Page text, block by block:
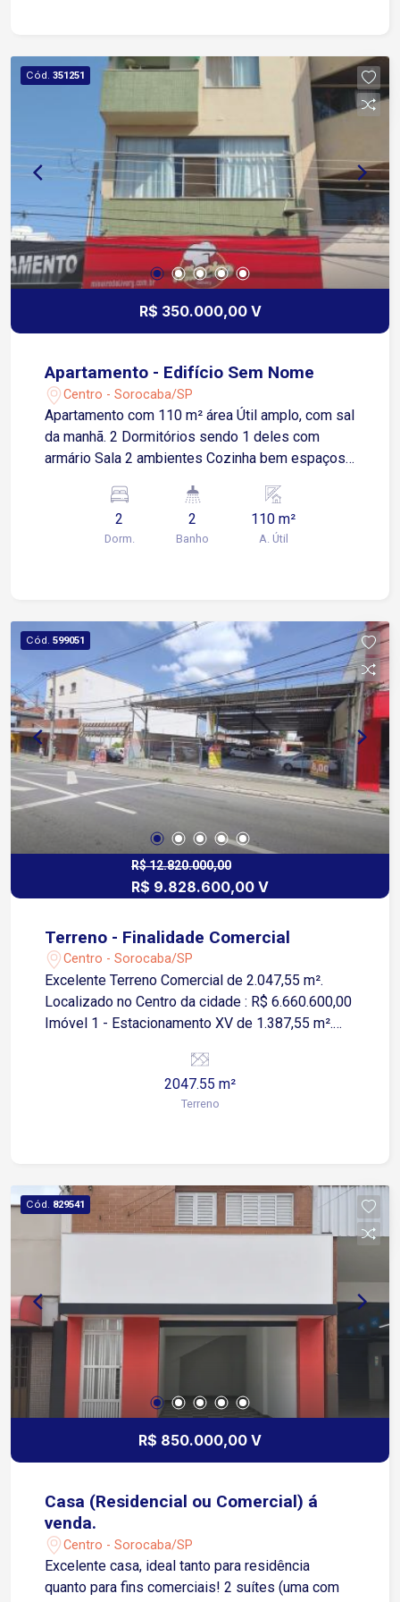
Cód. 351251
R$ 350.000,00 V
Apartamento - Edifício Sem Nome
Centro - Sorocaba/SP
Apartamento com 110 m² área Útil amplo, com sal
da manhã. 2 Dormitórios sendo 1 deles com
armário Sala 2 ambientes Cozinha bem espaçosa
centro da cidade
2
Dorm.
2
Banho
110 m²
A. Útil
Cód. 599051
R$ 12.820.000,00
R$ 9.828.600,00 V
Terreno - Finalidade Comercial
Centro - Sorocaba/SP
Excelente Terreno Comercial de 2.047,55 m².
Localizado no Centro da cidade : R$ 6.660.600,00
Imóvel 1 - Estacionamento XV de 1.387,55 m².
Imóvel 2 - Estacionamento XV de 660 m². Área
construída 109,75 m²2047.55 m²
Terreno
Cód. 829541
R$ 850.000,00 V
Casa (Residencial ou Comercial) á
venda.
Centro - Sorocaba/SP
Excelente casa, ideal tanto para residência
quanto para fins comerciais! 2 suítes (uma com